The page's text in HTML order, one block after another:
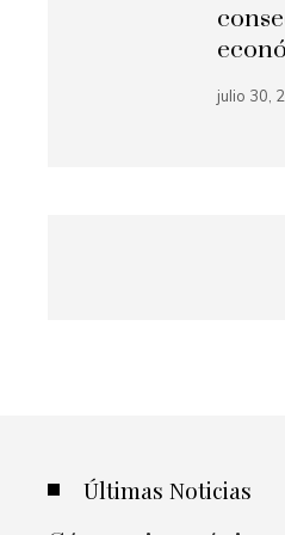
julio 30,
Últimas Noticias